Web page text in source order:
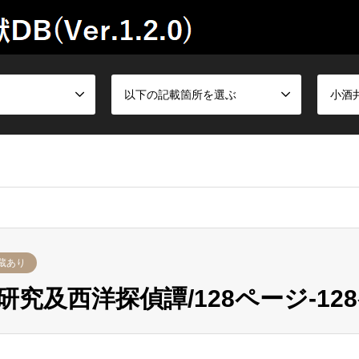
以下の記載箇所を選ぶ 小酒
あり
及西洋探偵譚/128ページ-